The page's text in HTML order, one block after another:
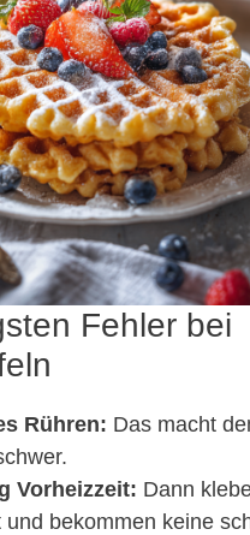
Fehler bei
Rühren: Das macht
Vorheizzeit: Dann
und bekommen keine